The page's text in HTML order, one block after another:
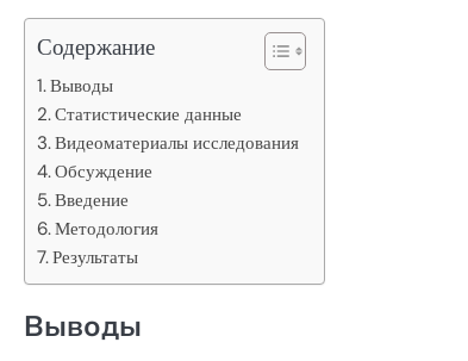
Содержание
Выводы
Статистические данные
Видеоматериалы исследования
Обсуждение
Введение
Методология
Результаты
Выводы